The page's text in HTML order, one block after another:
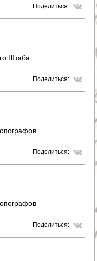
Поделиться:
Штаба
Поделиться:
Поделиться:
Поделиться: